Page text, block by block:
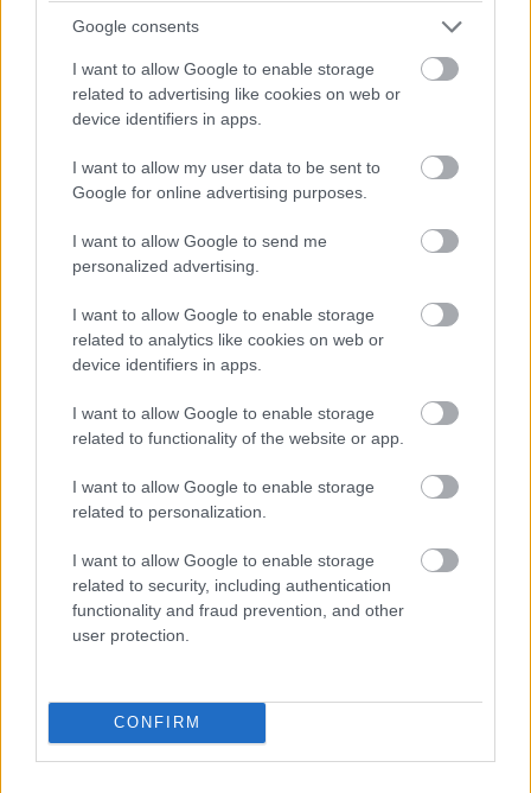
Google consents
I want to allow Google to enable storage
related to advertising like cookies on web or
device identifiers in apps.
I want to allow my user data to be sent to
Google for online advertising purposes.
I want to allow Google to send me
personalized advertising.
I want to allow Google to enable storage
related to analytics like cookies on web or
device identifiers in apps.
I want to allow Google to enable storage
related to functionality of the website or app.
I want to allow Google to enable storage
related to personalization.
I want to allow Google to enable storage
related to security, including authentication
functionality and fraud prevention, and other
user protection.
CONFIRM
bez vývrtky. Stačí pár vecí, ktoré už máte
doma (video)
Ako vybrať dlažbu na záhrady: ktorý
materiál vydrží záťaž, ktorý môže kĺzať a
pri čom rátať s častou údržbou?